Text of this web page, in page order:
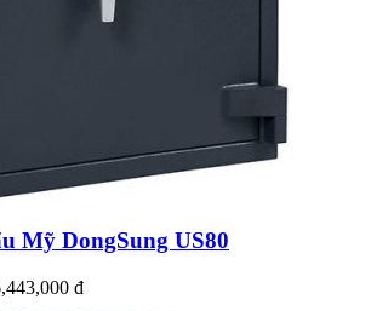
Mỹ DongSung US80
đ